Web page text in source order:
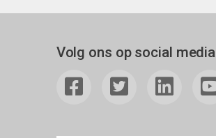
Volg ons op social media